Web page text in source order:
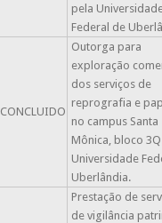
pela
Federal de
CONCLUIDO
Outorga para
exploração
dos serviços de
reprografia e
no campus Santa
Mônica, bloco
Universidade
Uberlândia.
Prestação de
de vigilância